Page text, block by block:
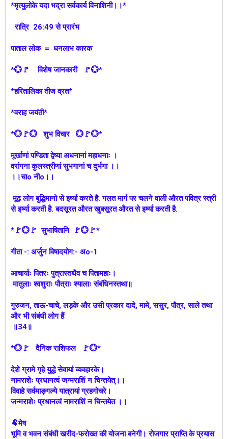
*मृत्युलोके यदा भद्रा सर्वकार्य विनाशिनी।।*
रात्रि 26:49 से प्रारंभ
पाताल लोक = धनलाभ कारक
*💮🚩 विशेष जानकारी 🚩💮*
*हरितालिका तीज व्रत*
*वराह जयंती*
*💮🚩💮 शुभ विचार 💮🚩💮*
मूर्खाणां पण्डिता द्वेष्या अधनानां महाधनाः ।
वरांगना कुलस्त्रीणां सुभगानां च दुर्भगा ।।
।।चाo नीo।।
मूढ़ लोग बुद्धिमानो से इर्ष्या करते है. गलत मार्ग पर चलने वाली औरत पवित्र स्त्री
से इर्ष्या करती है. बदसूरत औरत खुबसूरत औरत से इर्ष्या करती है.
*🚩💮🚩 सुभाषितानि 🚩💮🚩*
गीता -: अर्जुन विषादयोग:- अo-1
आचार्याः पितरः पुत्रास्तथैव च पितामहाः।
मातुलाः श्वशुराः पौत्राः श्यालाः संबंधिनस्तथा॥
गुरुजन, ताऊ-चाचे, लड़के और उसी प्रकार दादे, मामे, ससुर, पौत्र, साले तथा
और भी संबंधी लोग हैं
॥34॥
*💮🚩 दैनिक राशिफल 🚩💮*
देशे ग्रामे गृहे युद्धे सेवायां व्यवहारके।
नामराशेः प्रधानत्वं जन्मराशिं न चिन्तयेत्।।
विवाहे सर्वमाङ्गल्ये यात्रायां ग्रहगोचरे।
जन्मराशेः प्रधानत्वं नामराशिं न चिन्तयेत ।।
🐏मेष
भूमि व भवन संबंधी खरीद-फरोख्त की योजना बनेगी। रोजगार प्राप्ति के प्रयास